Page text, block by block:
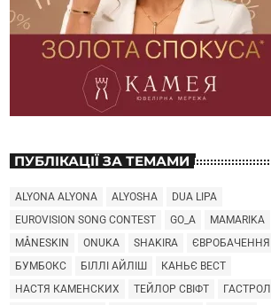
ПУБЛІКАЦІЇ ЗА ТЕМАМИ
ALYONA ALYONA ALYOSHA
DUA LIPA
EUROVISION SONG CONTEST
GO_A
MAMARIKA
MÅNESKIN
ONUKA SHAKIRA
ЄВРОБАЧЕННЯ
БУМБОКС
БІЛЛІ АЙЛІШ
КАНЬЄ ВЕСТ
НАСТЯ КАМЕНСКИХ
ТЕЙЛОР СВІФТ
ГАСТРОЛІ